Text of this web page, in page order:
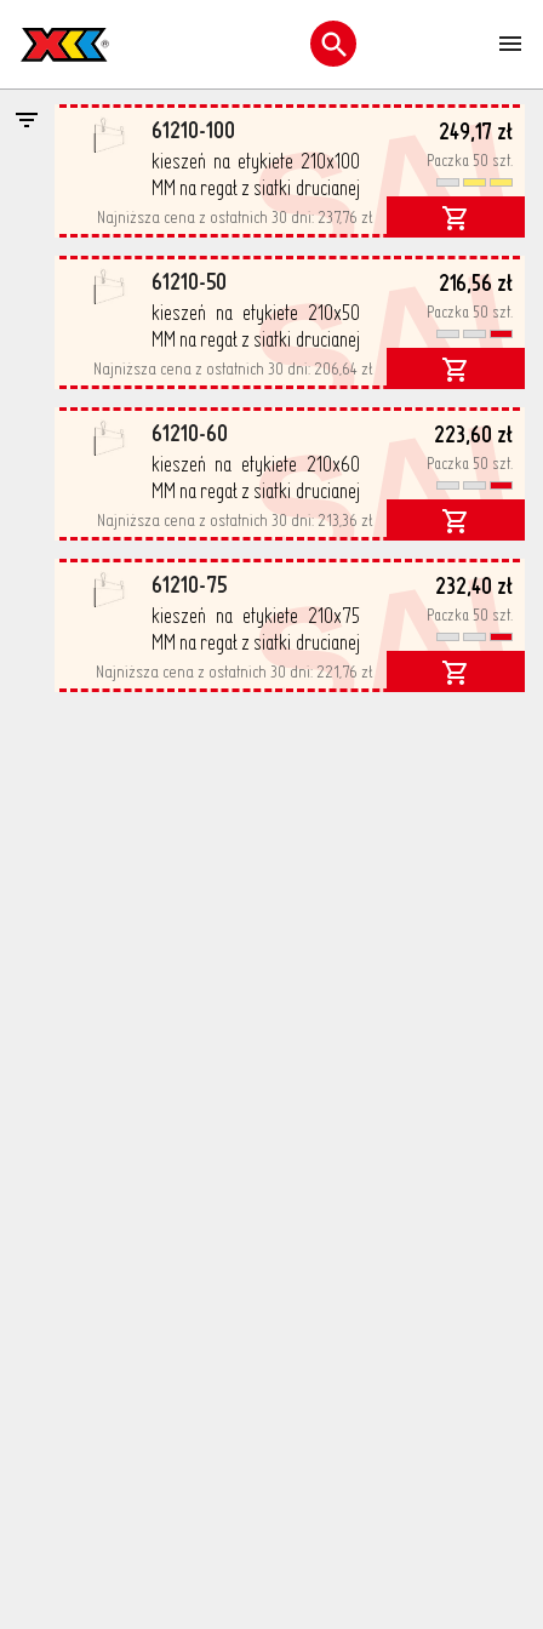
Otwórz menu
Wszystkie kategorie Kieszenie i uchwyty etykiet
Uchwyty etykiet do regałów siatkowych
61210-100 249,17 zł
kieszeń na etykiete 210x100
MM na regał z siatki drucianej
50 szt/opak
Najniższa cena z ostatnich 30 dni:237,76 zł
Paczka 50 szt.
61210-50 216,56 zł
kieszeń na etykiete 210x50
MM na regał z siatki drucianej
50 szt/opak
Najniższa cena z ostatnich 30 dni:206,64 zł
Paczka 50 szt.
61210-60 223,60 zł
kieszeń na etykiete 210x60
MM na regał z siatki drucianej
50 szt/opak
Najniższa cena z ostatnich 30 dni:213,36 zł
Paczka 50 szt.
61210-75 232,40 zł
kieszeń na etykiete 210x75
MM na regał z siatki drucianej
50 szt/opak
Najniższa cena z ostatnich 30 dni:221,76 zł
Paczka 50 szt.